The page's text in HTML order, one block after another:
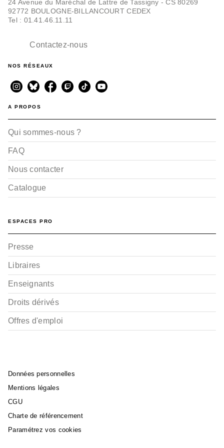
Angelina De Sol
24 Avenue du Maréchal de Lattre de Tassigny - CS 80269
92772 BOULOGNE-BILLANCOURT CEDEX
Tel : 01.41.46.11.11
Contactez-nous
NOS RÉSEAUX
A PROPOS
Qui sommes-nous ?
FAQ
Nous contacter
Catalogue
ESPACES PRO
Presse
Libraires
Enseignants
Droits dérivés
Offres d'emploi
Données personnelles
Mentions légales
CGU
Charte de référencement
Paramétrez vos cookies